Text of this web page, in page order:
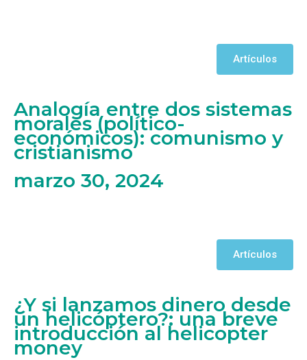
Artículos
Analogía entre dos sistemas
morales (político-
económicos): comunismo y
cristianismo
marzo 30, 2024
Artículos
¿Y si lanzamos dinero desde
un helicóptero?: una breve
introducción al helicopter
money